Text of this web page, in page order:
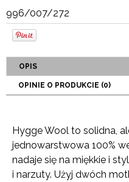
996/007/272
OPIS
OPINIE O PRODUKCIE (0)
Hygge Wool to solidna,
jednowarstwowa 100%
nadaje się na miękkie i
i narzuty. Użyj dwóch